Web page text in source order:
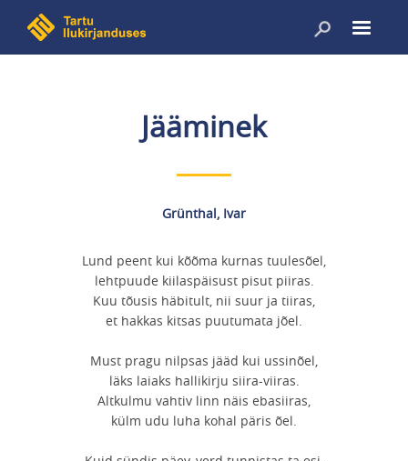
edasi
Jääminek
Grünthal, Ivar
Lund peent kui kõõma kurnas tuulesõel,
lehtpuude kiilaspäisust pisut piiras.
Kuu tõusis häbitult, nii suur ja tiiras,
et hakkas kitsas puutumata jõel.
Must pragu nilpsas jääd kui ussinõel,
läks laiaks hallikirju siira-viiras.
Altkulmu vahtiv linn näis ebasiiras,
külm udu luha kohal päris õel.